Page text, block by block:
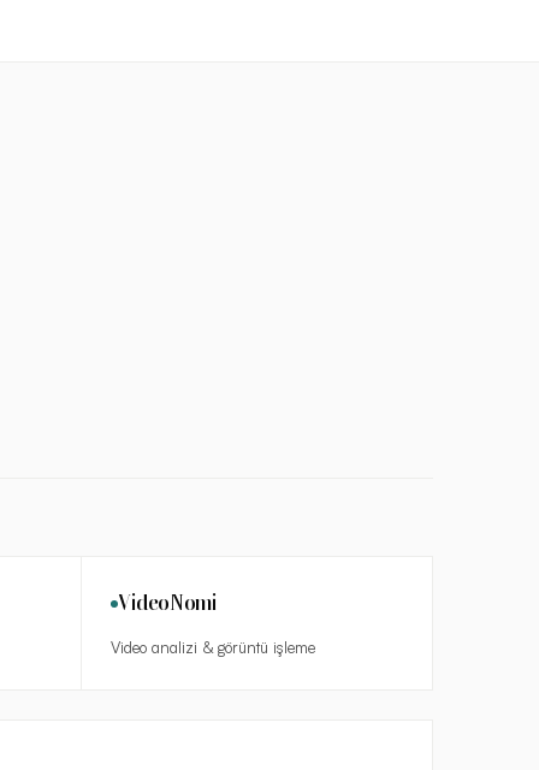
VideoNomi
Video analizi & görüntü işleme